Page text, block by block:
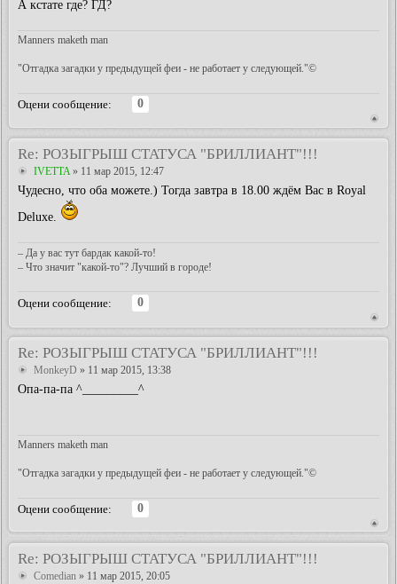
А кстате где? ГД?
Manners maketh man
"Отгадка загадки у предыдущей феи - не работает у следующей."©
Оцени сообщение:
0
Re: РОЗЫГРЫШ СТАТУСА "БРИЛЛИАНТ"!!!
IVETTA» 11 мар 2015, 12:47
Чудесно, что оба можете.) Тогда завтра в 18.00 ждём Вас в Royal
Deluxe.
– Да у вас тут бардак какой-то!
– Что значит "какой-то"? Лучший в городе!
Оцени сообщение:
0
Re: РОЗЫГРЫШ СТАТУСА "БРИЛЛИАНТ"!!!
MonkeyD » 11 мар 2015, 13:38
Опа-па-па ^_________^
Manners maketh man
"Отгадка загадки у предыдущей феи - не работает у следующей."©
Оцени сообщение:
0
Re: РОЗЫГРЫШ СТАТУСА "БРИЛЛИАНТ"!!!
Comedian » 11 мар 2015, 20:05